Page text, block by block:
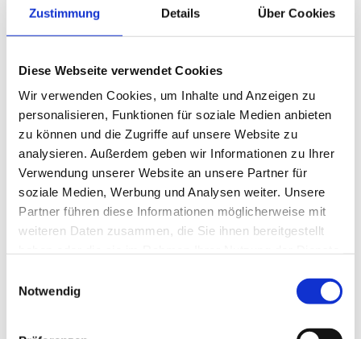
Zustimmung Details Über Cookies
Diese Webseite verwendet Cookies
Wir verwenden Cookies, um Inhalte und Anzeigen zu
personalisieren, Funktionen für soziale Medien anbieten
zu können und die Zugriffe auf unsere Website zu
analysieren. Außerdem geben wir Informationen zu Ihrer
Verwendung unserer Website an unsere Partner für
soziale Medien, Werbung und Analysen weiter. Unsere
Partner führen diese Informationen möglicherweise mit
weiteren Daten zusammen, die Sie ihnen bereitgestellt
Notwendig
Kollegiale Persönlichkeit mit Empathie und einer
bestmögliche Versorgung der Patienten einsetzt.
Ggf. Freude an der Entwicklung eines eigenen
Verantwortungsbereiches und an der Übernahme von
Führungsaufgaben.
Engagement und Eigeninitiative bei der Organisation
der täglichen Abläufe und bei der Weiterentwicklung
der Abteilung.
Bewerbung & Rückfragen:Wir freuen uns auf Ihre